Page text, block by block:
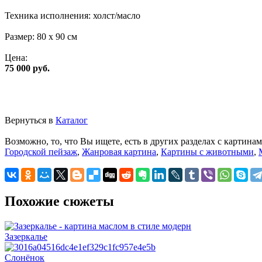
Техника исполнения: холст/масло
Размер: 80 x 90 см
Цена:
75 000 руб.
Вернуться в Каталог
Возможно, то, что Вы ищете, есть в других разделах с
Городской пейзаж, Жанровая картина, Картины с животными,
Похожие сюжеты
Зазеркалье
Слонёнок